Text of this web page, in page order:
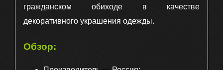
гражданском обиходе в качестве
декоративного украшения одежды.
Обзор: